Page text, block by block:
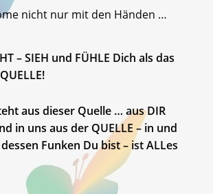
nicht nur mit den Händen …
– SIEH und FÜHLE Dich als das
aus dieser Quelle … aus DIR
in uns aus der QUELLE – in und
dessen Funken Du bist – ist ALLes